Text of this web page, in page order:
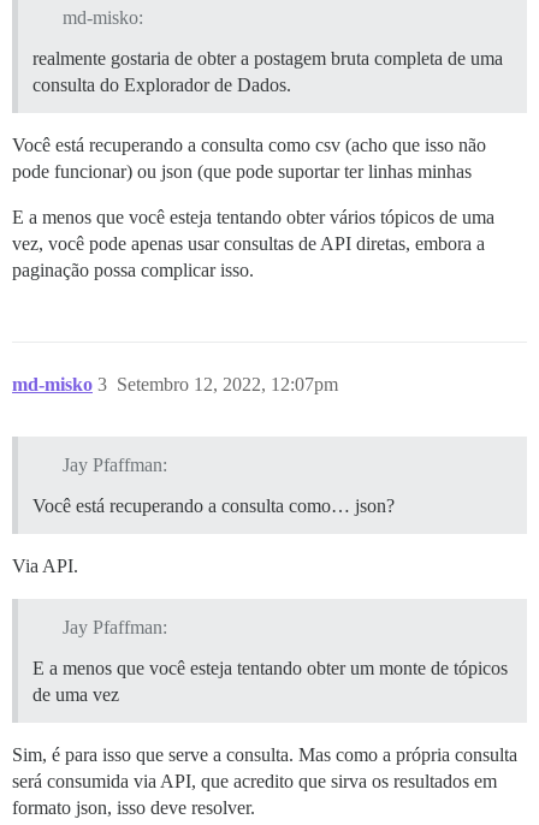
md-misko:
realmente gostaria de obter a postagem bruta completa de uma
consulta do Explorador de Dados.
Você está recuperando a consulta como csv (acho que isso não
pode funcionar) ou json (que pode suportar ter linhas minhas
E a menos que você esteja tentando obter vários tópicos de uma
vez, você pode apenas usar consultas de API diretas, embora a
paginação possa complicar isso.
md-misko Setembro 12, 2022, 12:07pm
3
Jay Pfaffman:
Você está recuperando a consulta como… json?
Via API.
Jay Pfaffman:
E a menos que você esteja tentando obter um monte de tópicos
de uma vez
Sim, é para isso que serve a consulta. Mas como a própria consulta
será consumida via API, que acredito que sirva os resultados em
formato json, isso deve resolver.